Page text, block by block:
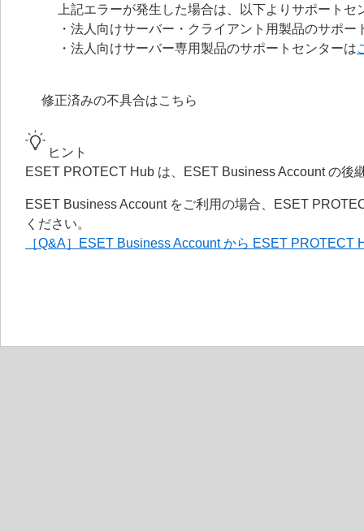
上記エラーが発生した場合は、以下よりサポート
・法人向けサーバー・クライアント用製品のサポー
・法人向けサーバー専用製品のサポートセンターは
修正済みの不具合はこちら
ヒント
ESET PROTECT Hub は、ESET Business Account の後
ESET Business Account をご利用の場合、ESET
ください。
［Q&A］ESET Business Account から ESET PROTECT